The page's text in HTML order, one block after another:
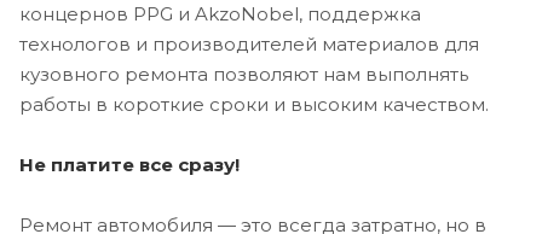
концернов PPG и AkzoNobel, поддержка
технологов и производителей материалов для
кузовного ремонта позволяют нам выполнять
работы в короткие сроки и высоким качеством.
Не платите все сразу!
Ремонт автомобиля — это всегда затратно, но в